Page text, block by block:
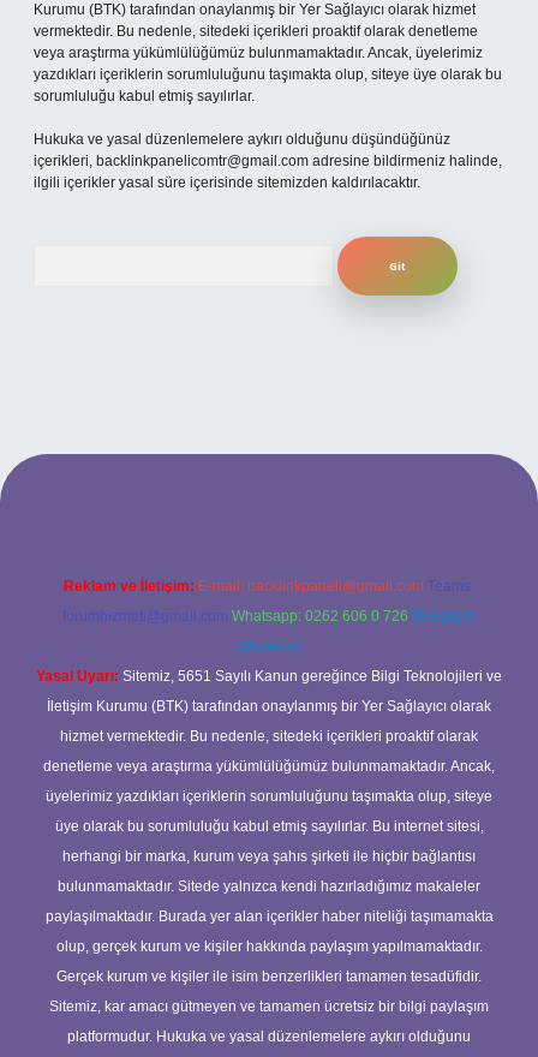
Kurumu (BTK) tarafından onaylanmış bir Yer Sağlayıcı olarak hizmet
vermektedir. Bu nedenle, sitedeki içerikleri proaktif olarak denetleme
veya araştırma yükümlülüğümüz bulunmamaktadır. Ancak, üyelerimiz
yazdıkları içeriklerin sorumluluğunu taşımakta olup, siteye üye olarak bu
sorumluluğu kabul etmiş sayılırlar.
Hukuka ve yasal düzenlemelere aykırı olduğunu düşündüğünüz
içerikleri, backlinkpanelicomtr@gmail.com adresine bildirmeniz halinde,
ilgili içerikler yasal süre içerisinde sitemizden kaldırılacaktır.
giriş adresi
Reklam ve İletişim: E-mail: backlinkpaneli@gmail.com Teams:
forumhizmeti@gmail.com Whatsapp: 0262 606 0 726 Telegram:
@karabul
Yasal Uyarı: Sitemiz, 5651 Sayılı Kanun gereğince Bilgi Teknolojileri ve
İletişim Kurumu (BTK) tarafından onaylanmış bir Yer Sağlayıcı olarak
hizmet vermektedir. Bu nedenle, sitedeki içerikleri proaktif olarak
denetleme veya araştırma yükümlülüğümüz bulunmamaktadır. Ancak,
üyelerimiz yazdıkları içeriklerin sorumluluğunu taşımakta olup, siteye
üye olarak bu sorumluluğu kabul etmiş sayılırlar. Bu internet sitesi,
herhangi bir marka, kurum veya şahıs şirketi ile hiçbir bağlantısı
bulunmamaktadır. Sitede yalnızca kendi hazırladığımız makaleler
paylaşılmaktadır. Burada yer alan içerikler haber niteliği taşımamakta
olup, gerçek kurum ve kişiler hakkında paylaşım yapılmamaktadır.
Gerçek kurum ve kişiler ile isim benzerlikleri tamamen tesadüfidir.
Sitemiz, kar amacı gütmeyen ve tamamen ücretsiz bir bilgi paylaşım
platformudur. Hukuka ve yasal düzenlemelere aykırı olduğunu